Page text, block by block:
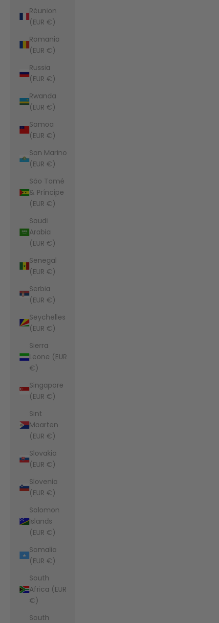
Réunion
(EUR €)
Romania
(EUR €)
Russia
(EUR €)
Rwanda
(EUR €)
Samoa
(EUR €)
San Marino
(EUR €)
São Tomé
& Príncipe
(EUR €)
Saudi
Arabia
(EUR €)
Senegal
(EUR €)
Serbia
(EUR €)
Seychelles
(EUR €)
Sierra
Leone (EUR
€)
Singapore
(EUR €)
Sint
Maarten
(EUR €)
Slovakia
(EUR €)
Slovenia
(EUR €)
Solomon
Islands
(EUR €)
Somalia
(EUR €)
South
Africa (EUR
€)
South